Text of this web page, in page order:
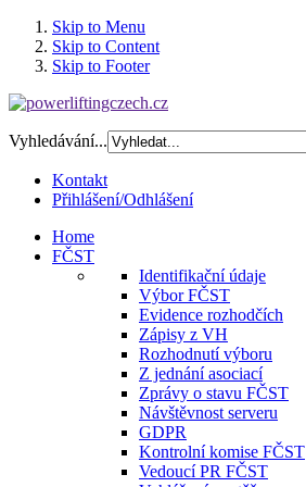
Skip to Menu
Skip to Content
Skip to Footer
Vyhledávání...
Kontakt
Přihlášení/Odhlášení
Home
FČST
Identifikační údaje
Výbor FČST
Evidence rozhodčích
Zápisy z VH
Rozhodnutí výboru
Z jednání asociací
Zprávy o stavu FČST
Návštěvnost serveru
GDPR
Kontrolní komise FČST
Vedoucí PR FČST